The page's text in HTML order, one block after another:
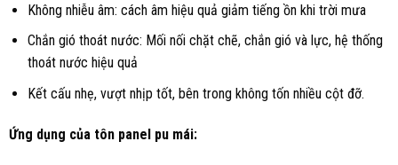
Không nhiễu âm: cách âm hiệu quả giảm tiếng ồn khi trời mưa
Chắn gió thoát nước: Mối nối chặt chẽ, chắn gió và lực, hệ thống
thoát nước hiệu quả
Kết cấu nhẹ, vượt nhịp tốt, bên trong không tốn nhiều cột đỡ.
Ứng dụng của tôn panel pu mái: